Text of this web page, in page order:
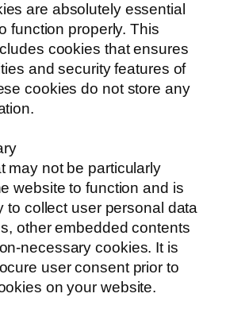
are absolutely essential
function properly. This
cookies that ensures
and security features of
cookies do not store any
may not be particularly
website to function and is
to collect user personal data
other embedded contents
necessary cookies. It is
user consent prior to
on your website.